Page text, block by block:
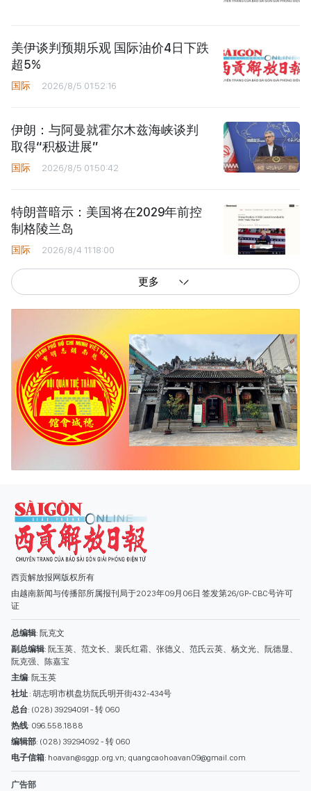
美伊谈判预期乐观 国际油价4日下跌
超5%
国际 2026/8/5 01:52:16
伊朗：与阿曼就霍尔木兹海峡谈判
取得“积极进展”
国际 2026/8/5 01:50:42
特朗普暗示：美国将在2029年前控
制格陵兰岛
国际 2026/8/4 11:18:00
更多
西贡解放报网版权所有
由越南新闻与传播部所属报刊局于2023年09月06日 签发第26/GP-CBC号许可
副总编辑: 阮玉英、范文长、裴氏红霜、张德义、范氏云英、杨文光、阮德显、
阮克强、陈嘉宝
主编: 阮玉英
社址: 胡志明市棋盘坊阮氏明开街432-434号
总台: (028) 39294091 - 转 060
热线: 096.558.1888
编辑部: (028) 39294092 - 转 060
电子信箱
广告部
(028) 38334185
quangcaohoavan09@gmail.com;
类别